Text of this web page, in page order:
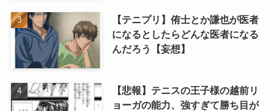
【テニプリ】侑士とか謙也が医者
になるとしたらどんな医者になる
んだろう【妄想】
【悲報】テニスの王子様の越前リ
ョーガの能力、強すぎて勝ち目が